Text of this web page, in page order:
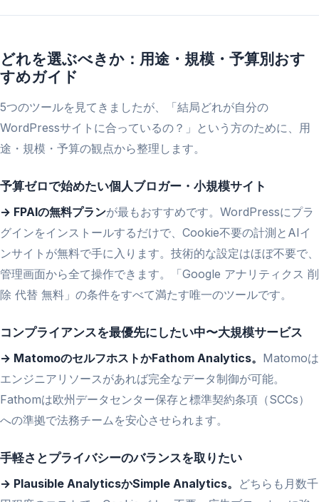
どれを選ぶべきか：用途・規模・予算別おす
すめガイド
5つのツールを見てきましたが、「結局どれが自分の
WordPressサイトに合っているの？」という方のために、用
途・規模・予算の観点から整理します。
予算ゼロで始めたい個人ブロガー・小規模サイト
→ FPAIの無料プランが最もおすすめです。WordPressにプラ
グインをインストールするだけで、Cookie不要の計測とAIイ
ンサイトが無料で手に入ります。技術的な設定はほぼ不要で、
管理画面から全て操作できます。「Google アナリティクス 削
除 代替 無料」の条件をすべて満たす唯一のツールです。
コンプライアンスを最優先にしたい中〜大規模サービス
→ MatomoのセルフホストかFathom Analytics。 Matomoは
エンジニアリソースがあれば完全なデータ制御が可能。
Fathomは欧州データセンター保存と標準契約条項（SCCs）
への準拠で法務チームを安心させられます。
手軽さとプライバシーのバランスを取りたい
→ Plausible AnalyticsかSimple Analytics。 どちらも月数千